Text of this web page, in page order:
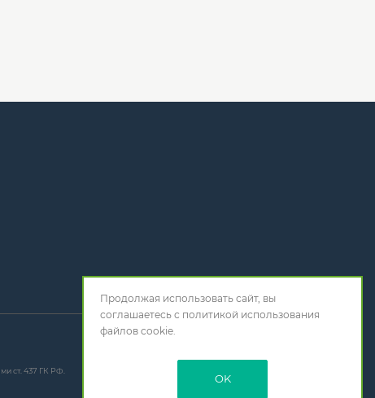
ст. 437 ГК РФ.
Продолжая использовать сайт, вы
соглашаетесь с политикой использования
файлов cookie.
OK